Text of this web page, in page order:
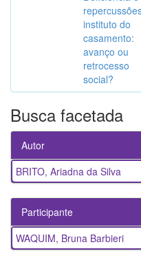
instituto do
casamento:
avanço ou
retrocesso
social?
Busca facetada
Autor
BRITO, Ariadna da Silva
Participante
WAQUIM, Bruna Barbieri